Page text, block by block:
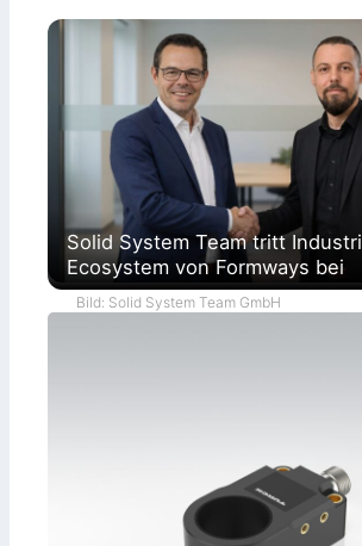
Solid System Team tritt
Ecosystem von Formways bei
Bild: Solid System Team GmbH